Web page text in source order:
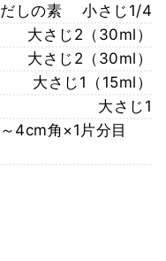
しの素
小さじ1/4
大さじ2（30ml）
大さじ2（30ml）
大さじ1（15ml）
大さじ1
4cm角×1片分目